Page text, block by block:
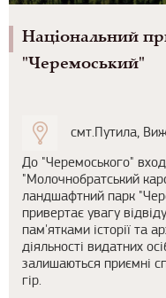
Національний
"Черемоський"
смт.Путила,
До "Черемоського"
"Молочнобратський
ландшафтний парк
привертає увагу
пам'ятками історії та
діяльності видатних
залишаються приємні
гір.